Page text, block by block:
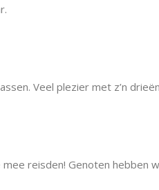
Veel plezier met z’n
reisden! Genoten hebben